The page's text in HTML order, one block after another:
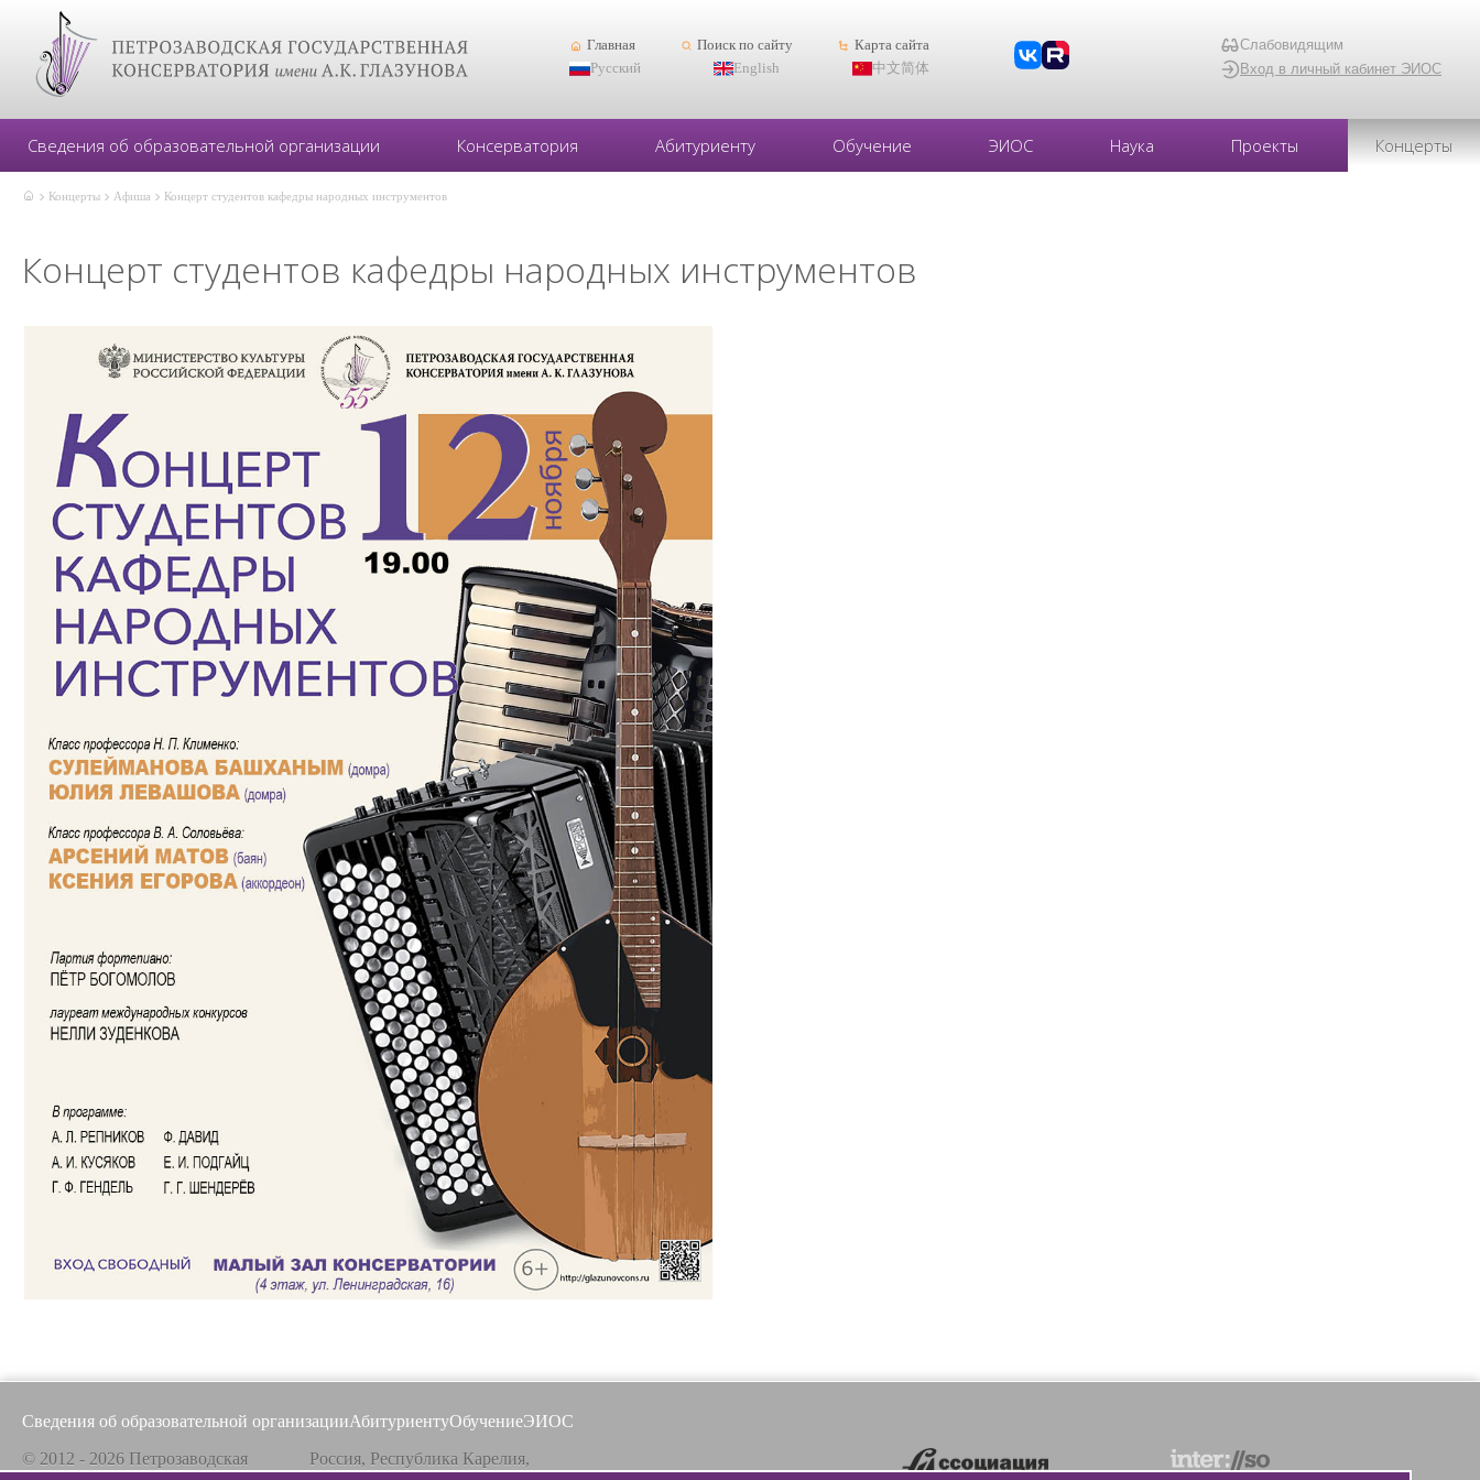
Главная Поиск по сайту
Карта сайта
Русский
English 中文简体
Слабовидящим
Вход в личный кабинет ЭИОС
Сведения об образовательной организации Консерватория Абитуриенту Обучение ЭИОС Наука Проекты Концерты
Концерты Афиша Концерт студентов кафедры народных инструментов
Концерт студентов кафедры народных инструментов
Сведения об образовательной организацииАбитуриентуОбучениеЭИОС
© 2012 - 2026 Петрозаводская
Россия, Республика Карелия,